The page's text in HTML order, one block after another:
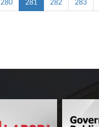
280 281 282 283